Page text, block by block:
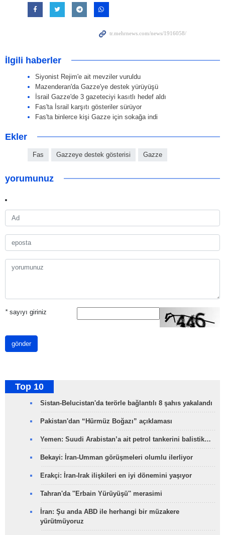
İlgili haberler
Siyonist Rejim'e ait mevziler vuruldu
Mazenderan'da Gazze'ye destek yürüyüşü
İsrail Gazze'de 3 gazeteciyi kasıtlı hedef aldı
Fas'ta İsrail karşıtı gösteriler sürüyor
Fas'ta binlerce kişi Gazze için sokağa indi
Ekler
Fas Gazzeye destek gösterisi Gazze
yorumunuz
*sayıyı giriniz
gönder
Top 10
Sistan-Belucistan'da terörle bağlantılı 8 şahıs yakalandı
Pakistan'dan “Hürmüz Boğazı” açıklaması
Yemen: Suudi Arabistan’a ait petrol tankerini balistik…
Bekayi: İran-Umman görüşmeleri olumlu ilerliyor
Erakçi: İran-Irak ilişkileri en iyi dönemini yaşıyor
Tahran'da ''Erbain Yürüyüşü'' merasimi
İran: Şu anda ABD ile herhangi bir müzakere
yürütmüyoruz